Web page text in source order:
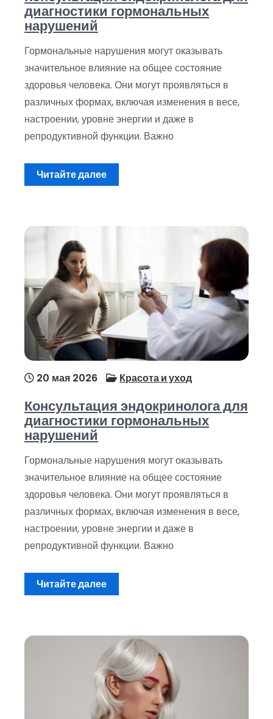
диагностики гормональных
нарушений
Гормональные нарушения могут оказывать
значительное влияние на общее состояние
здоровья человека. Они могут проявляться в
различных формах, включая изменения в весе,
настроении, уровне энергии и даже в
репродуктивной функции. Важно
Читайте далее
20 мая 2026 Красота и уход
Консультация эндокринолога для
диагностики гормональных
нарушений
Гормональные нарушения могут оказывать
значительное влияние на общее состояние
здоровья человека. Они могут проявляться в
различных формах, включая изменения в весе,
настроении, уровне энергии и даже в
репродуктивной функции. Важно
Читайте далее